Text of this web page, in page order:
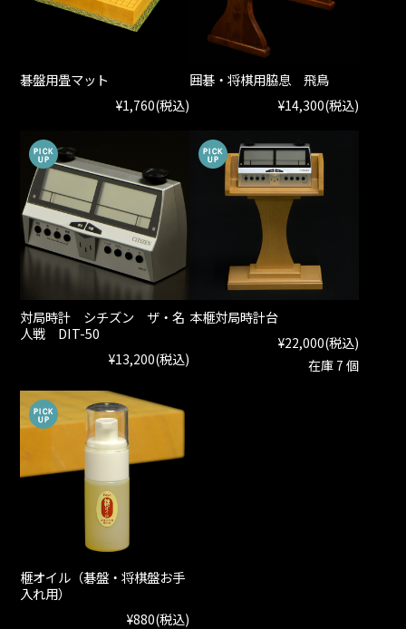
碁盤用畳マット
¥1,760(税込)
囲碁・将棋用脇息 飛鳥
¥14,300(税込)
対局時計 シチズン ザ・名
人戦 DIT-50
¥13,200(税込)
本榧対局時計台
¥22,000(税込)
在庫 7 個
榧オイル（碁盤・将棋盤お手
入れ用）
¥880(税込)